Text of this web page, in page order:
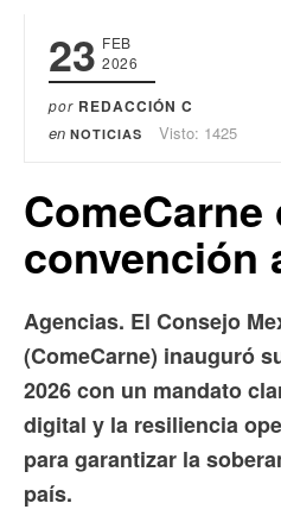
23 FEB
2026
por REDACCIÓN C
en NOTICIAS Visto: 1425
convención
Agencias. El Consejo
(ComeCarne) inauguró
2026 con un mandato
digital y la resiliencia
para garantizar la
país.